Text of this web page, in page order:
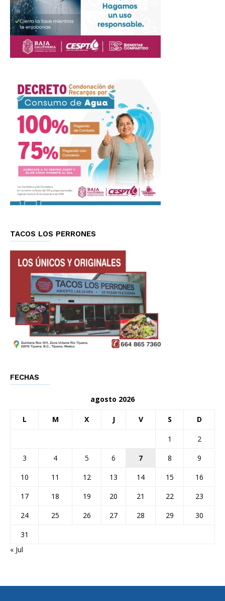
TACOS LOS PERRONES
FECHAS
agosto 2026
L M X J V S D
1
2
3
4 5 6 7 8
9
10
11 12 13 14 15
16
17
18 19 20 21 22
23
24
25 26 27 28 29
30
31
« Jul